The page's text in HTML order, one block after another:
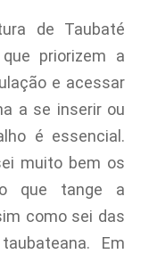
de Taubaté
priorizem a
e acessar
a se inserir ou
é essencial.
muito bem os
que tange a
como sei das
Em